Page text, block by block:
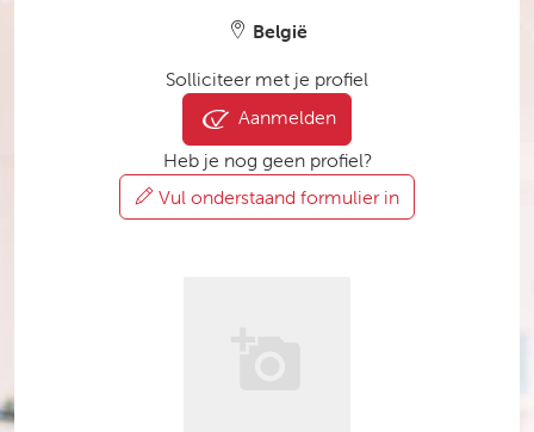
België
Solliciteer met je profiel
Aanmelden
Heb je nog geen profiel?
Vul onderstaand formulier in